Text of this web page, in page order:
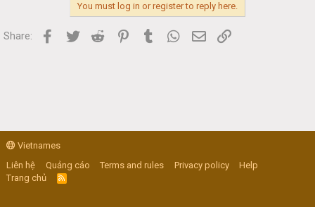
You must log in or register to reply here.
Share: Facebook
Twitter Reddit PinterestTumblr WhatsApp
Email
Vietnames
Liên hệ
Quảng cáo Terms and rules Privacy policy
Help
Trang chủ
R
S